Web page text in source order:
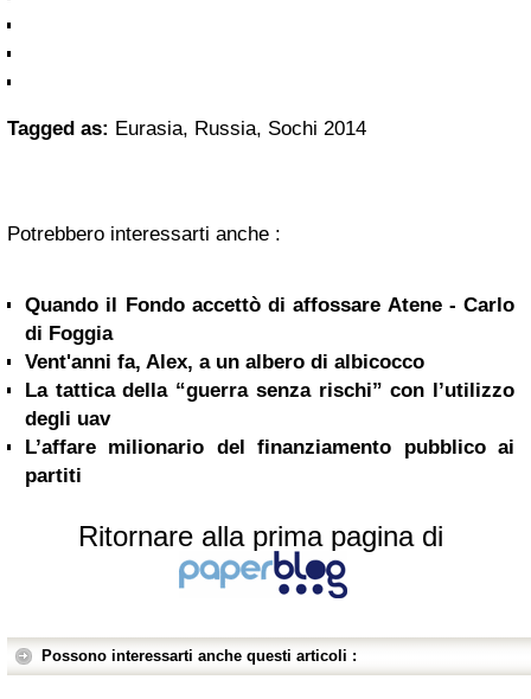
Tagged as: Eurasia, Russia, Sochi 2014
Potrebbero interessarti anche :
Quando il Fondo accettò di affossare Atene - Carlo
di Foggia
Vent'anni fa, Alex, a un albero di albicocco
La tattica della “guerra senza rischi” con l’utilizzo
degli uav
L’affare milionario del finanziamento pubblico ai
partiti
Ritornare alla prima pagina di
Possono interessarti anche questi articoli :